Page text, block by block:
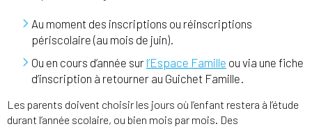
Au moment des inscriptions ou réinscriptions
périscolaire (au mois de juin).
Ou en cours d’année sur l’Espace Famille ou via une fiche
d’inscription à retourner au Guichet Famille.
Les parents doivent choisir les jours où l’enfant restera à l’étude
durant l’année scolaire, ou bien mois par mois. Des